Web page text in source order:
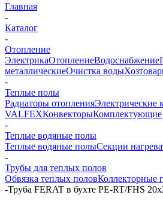
Главная
-
Каталог
-
Отопление
ЭлектрикаОтоплениеВодоснабжение
металлическиеОчистка воды
-
Теплые полы
Радиаторы отопленияЭлектрические
VALFEXКонвекторыКомплектующие
-
Теплые водяные полы
Теплые водяные полыСекции
-
Трубы для теплых полов
Обвязка теплых половКоллекторные
-Труба FERAT в бухте PE-RT/FHS